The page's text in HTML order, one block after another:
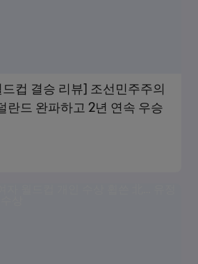
드컵 결승 리뷰] 조선민주주의
란드 완파하고 2년 연속 우승